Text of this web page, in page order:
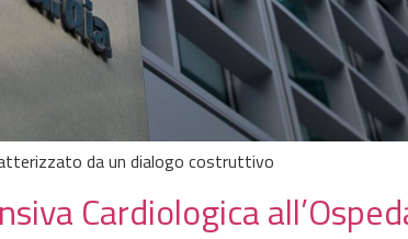
da un dialogo costruttivo
Cardiologica